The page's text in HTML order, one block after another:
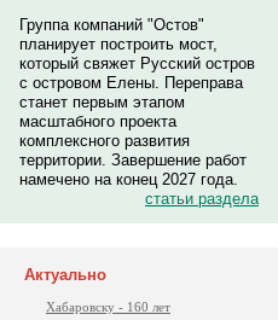
Группа компаний "Остов"
планирует построить мост,
который свяжет Русский остров
с островом Елены. Переправа
станет первым этапом
масштабного проекта
комплексного развития
территории. Завершение работ
намечено на конец 2027 года.
статьи раздела
Актуально
Хабаровску - 160 лет